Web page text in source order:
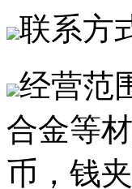
联系方
经营范
合金等
币，钱